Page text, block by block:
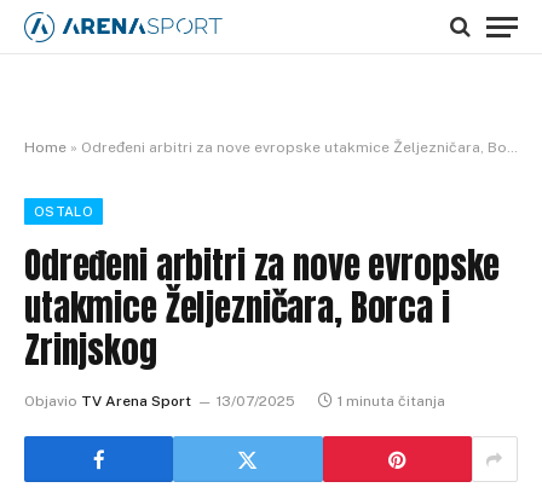
Home » Određeni arbitri za nove evropske utakmice Željezničara, Borca i Zrinjskog
OSTALO
Određeni arbitri za nove evropske
utakmice Željezničara, Borca i
Zrinjskog
Objavio TV Arena Sport 13/07/2025 1 minuta čitanja